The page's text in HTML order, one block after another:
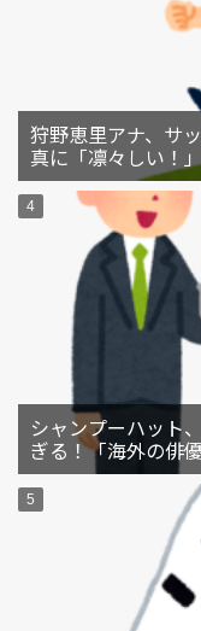
狩野恵里アナ、サ
真に「凛々しい！
シャンプーハット
ぎる！「海外の俳